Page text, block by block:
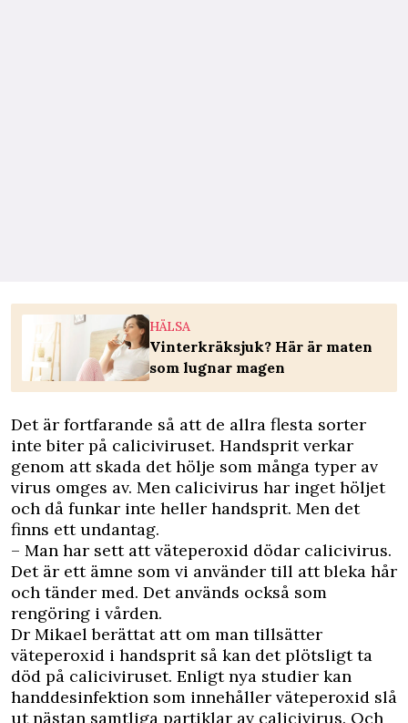
HÄLSA
Vinterkräksjuk? Här är maten
som lugnar magen
Det är fortfarande så att de allra flesta sorter
inte biter på caliciviruset. Handsprit verkar
genom att skada det hölje som många typer av
virus omges av. Men calicivirus har inget höljet
och då funkar inte heller handsprit. Men det
finns ett undantag.
– Man har sett att väteperoxid dödar calicivirus.
Det är ett ämne som vi använder till att bleka hår
och tänder med. Det används också som
rengöring i vården.
Dr Mikael berättat att om man tillsätter
väteperoxid i handsprit så kan det plötsligt ta
död på caliciviruset. Enligt nya studier kan
handdesinfektion som innehåller väteperoxid slå
ut nästan samtliga partiklar av calicivirus. Och